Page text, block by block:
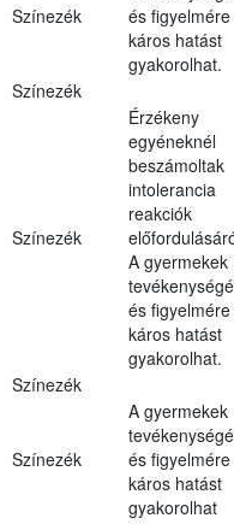
Színezék
és figyelmére
káros hatást
gyakorolhat.
Színezék
Színezék
Érzékeny
egyéneknél
beszámoltak
intolerancia
reakciók
A gyermekek
és figyelmére
káros hatást
gyakorolhat.
Színezék
Színezék
A gyermekek
és figyelmére
káros hatást
gyakorolhat